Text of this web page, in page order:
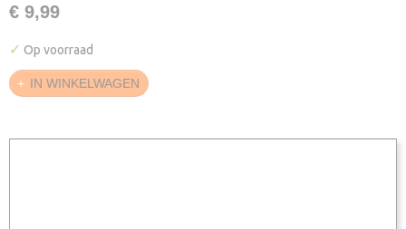
€ 9,99
✓ Op voorraad
IN WINKELWAGEN